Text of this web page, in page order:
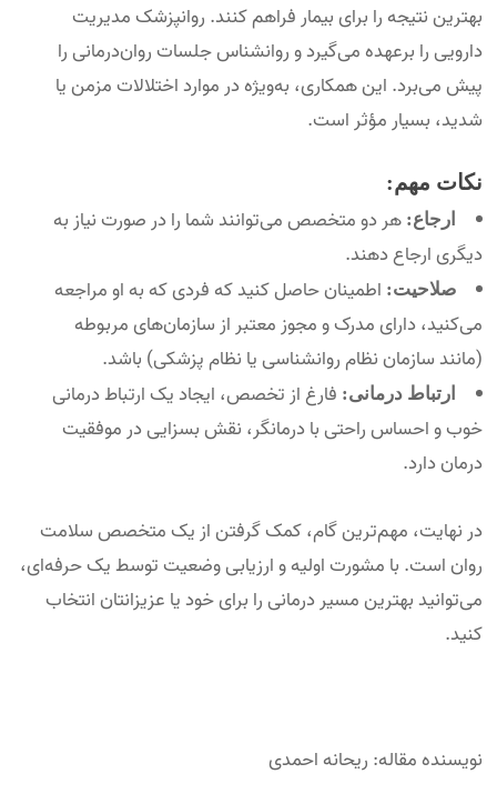
بهترین نتیجه را برای بیمار فراهم کنند. روانپزشک مدیریت
دارویی را برعهده می‌گیرد و روانشناس جلسات روان‌درمانی را
پیش می‌برد. این همکاری، به‌ویژه در موارد اختلالات مزمن یا
شدید، بسیار مؤثر است.
نکات مهم:
ارجاع: هر دو متخصص می‌توانند شما را در صورت نیاز به
دیگری ارجاع دهند.
صلاحیت: اطمینان حاصل کنید که فردی که به او مراجعه
می‌کنید، دارای مدرک و مجوز معتبر از سازمان‌های مربوطه
(مانند سازمان نظام روانشناسی یا نظام پزشکی) باشد.
ارتباط درمانی: فارغ از تخصص، ایجاد یک ارتباط درمانی
خوب و احساس راحتی با درمانگر، نقش بسزایی در موفقیت
درمان دارد.
در نهایت، مهم‌ترین گام، کمک گرفتن از یک متخصص سلامت
روان است. با مشورت اولیه و ارزیابی وضعیت توسط یک حرفه‌ای،
می‌توانید بهترین مسیر درمانی را برای خود یا عزیزانتان انتخاب
کنید.
نویسنده مقاله: ریحانه احمدی